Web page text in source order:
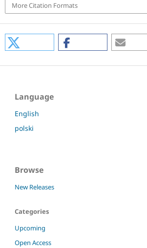
More Citation Formats
Language
English
polski
Browse
New Releases
Categories
Upcoming
Open Access